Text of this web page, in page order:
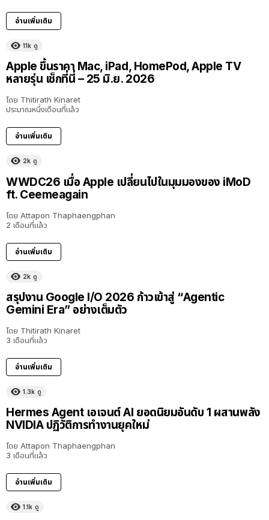
อ่านเพิ่มเติม
11k ดู
Apple ขึ้นราคา Mac, iPad, HomePod, Apple TV
หลายรุ่น เช็กที่นี่ – 25 มิ.ย. 2026
โดย Thitirath Kinaret
ประมาณหนึ่งเดือนที่แล้ว
อ่านเพิ่มเติม
2k ดู
WWDC26 เมื่อ Apple เปลี่ยนไปในมุมมองของ iMoD
ft. Ceemeagain
โดย Attapon Thaphaengphan
2 เดือนที่แล้ว
อ่านเพิ่มเติม
2k ดู
สรุปงาน Google I/O 2026 ก้าวเข้าสู่ “Agentic
Gemini Era” อย่างเต็มตัว
โดย Thitirath Kinaret
3 เดือนที่แล้ว
อ่านเพิ่มเติม
1.3k ดู
Hermes Agent เอเจนต์ AI ยอดนิยมอันดับ 1 ผสานพลัง
NVIDIA ปฏิวัติการทำงานยุคใหม่
โดย Attapon Thaphaengphan
3 เดือนที่แล้ว
อ่านเพิ่มเติม
1.1k ดู